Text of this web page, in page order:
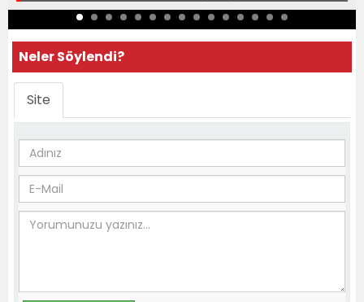
Neler Söylendi?
Site